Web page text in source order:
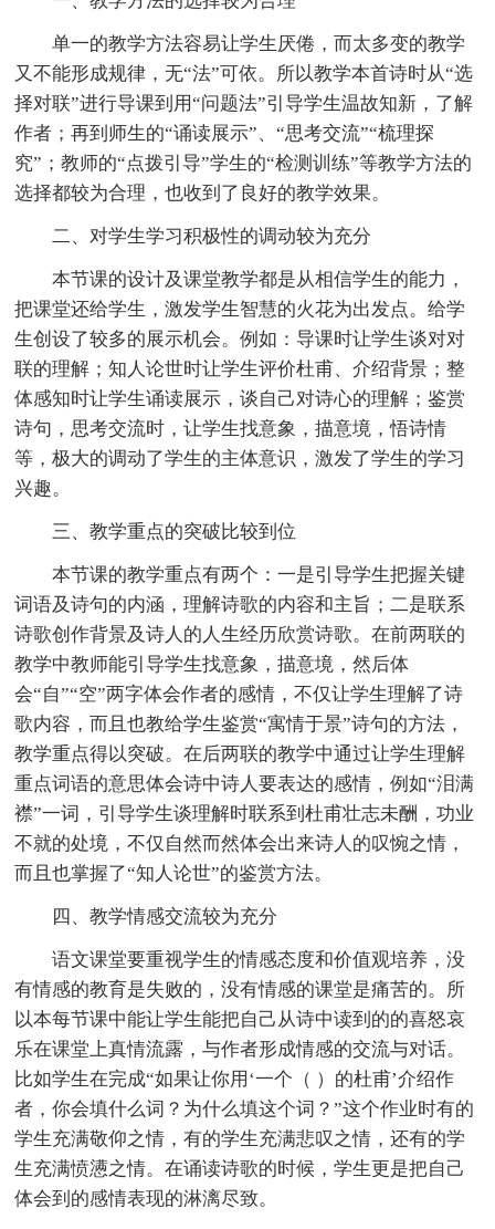
单一的教学方法容易让学生厌倦，而太多变的教学
又不能形成规律，无“法”可依。所以教学本首诗时从“选
择对联”进行导课到用“问题法”引导学生温故知新，了解
作者；再到师生的“诵读展示”、“思考交流”“梳理探
究”；教师的“点拨引导”学生的“检测训练”等教学方法的
选择都较为合理，也收到了良好的教学效果。
二、对学生学习积极性的调动较为充分
本节课的设计及课堂教学都是从相信学生的能力，
把课堂还给学生，激发学生智慧的火花为出发点。给学
生创设了较多的展示机会。例如：导课时让学生谈对对
联的理解；知人论世时让学生评价杜甫、介绍背景；整
体感知时让学生诵读展示，谈自己对诗心的理解；鉴赏
诗句，思考交流时，让学生找意象，描意境，悟诗情
等，极大的调动了学生的主体意识，激发了学生的学习
兴趣。
三、教学重点的突破比较到位
本节课的教学重点有两个：一是引导学生把握关键
词语及诗句的内涵，理解诗歌的内容和主旨；二是联系
诗歌创作背景及诗人的人生经历欣赏诗歌。在前两联的
教学中教师能引导学生找意象，描意境，然后体
会“自”“空”两字体会作者的感情，不仅让学生理解了诗
歌内容，而且也教给学生鉴赏“寓情于景”诗句的方法，
教学重点得以突破。在后两联的教学中通过让学生理解
重点词语的意思体会诗中诗人要表达的感情，例如“泪满
襟”一词，引导学生谈理解时联系到杜甫壮志未酬，功业
不就的处境，不仅自然而然体会出来诗人的叹惋之情，
而且也掌握了“知人论世”的鉴赏方法。
四、教学情感交流较为充分
语文课堂要重视学生的情感态度和价值观培养，没
有情感的教育是失败的，没有情感的课堂是痛苦的。所
以本每节课中能让学生能把自己从诗中读到的的喜怒哀
乐在课堂上真情流露，与作者形成情感的交流与对话。
比如学生在完成“如果让你用‘一个（ ）的杜甫’介绍作
者，你会填什么词？为什么填这个词？”这个作业时有的
学生充满敬仰之情，有的学生充满悲叹之情，还有的学
生充满愤懑之情。在诵读诗歌的时候，学生更是把自己
体会到的感情表现的淋漓尽致。